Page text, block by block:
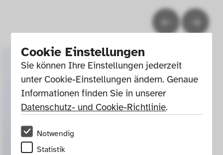
Cookie Einstellungen
Sie können Ihre Einstellungen jederzeit
unter Cookie-Einstellungen ändern. Genaue
Informationen finden Sie in unserer
Datenschutz- und Cookie-Richtlinie.
Notwendig
Statistik